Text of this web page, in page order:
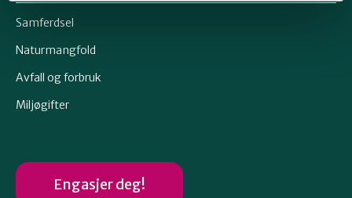
Samferdsel
Naturmangfold
Avfall og forbruk
Miljøgifter
Engasjer deg!